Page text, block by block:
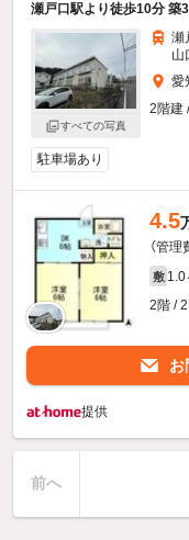
瀬戸口駅より徒歩10分 築
すべての写真
瀬
山
愛
2階建
駐車場あり
4.5
（管理
敷 1.0
2階 /
お
提供
前へ